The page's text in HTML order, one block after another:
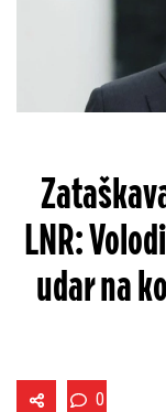
LNR:
udar na
0